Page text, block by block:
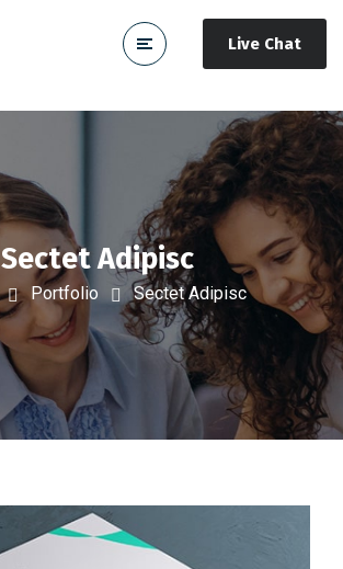
Live Chat
Sectet Adipisc
Portfolio Sectet Adipisc